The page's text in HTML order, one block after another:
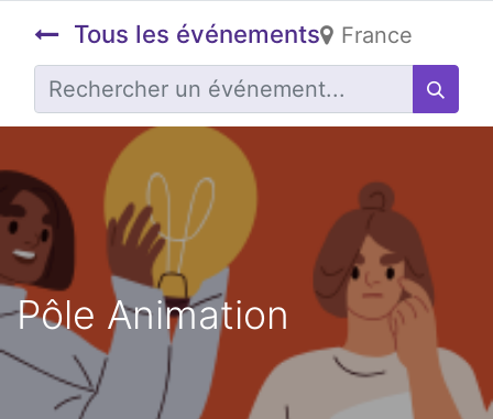
Tous les événements France
Pôle Animation